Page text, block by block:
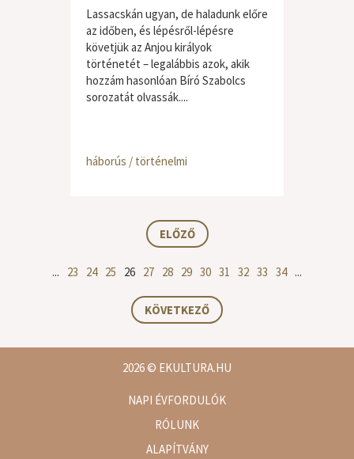
Lassacskán ugyan, de haladunk előre
az időben, és lépésről-lépésre
követjük az Anjou királyok
történetét – legalábbis azok, akik
hozzám hasonlóan Bíró Szabolcs
sorozatát olvassák....
háborús / történelmi
ELŐZŐ
... 23 24 25 26 27 28 29 30 31 32 33 34 ...
KÖVETKEZŐ
2026© EKULTURA.HU
NAPI ÉVFORDULÓK
RÓLUNK
ALAPÍTVÁNY